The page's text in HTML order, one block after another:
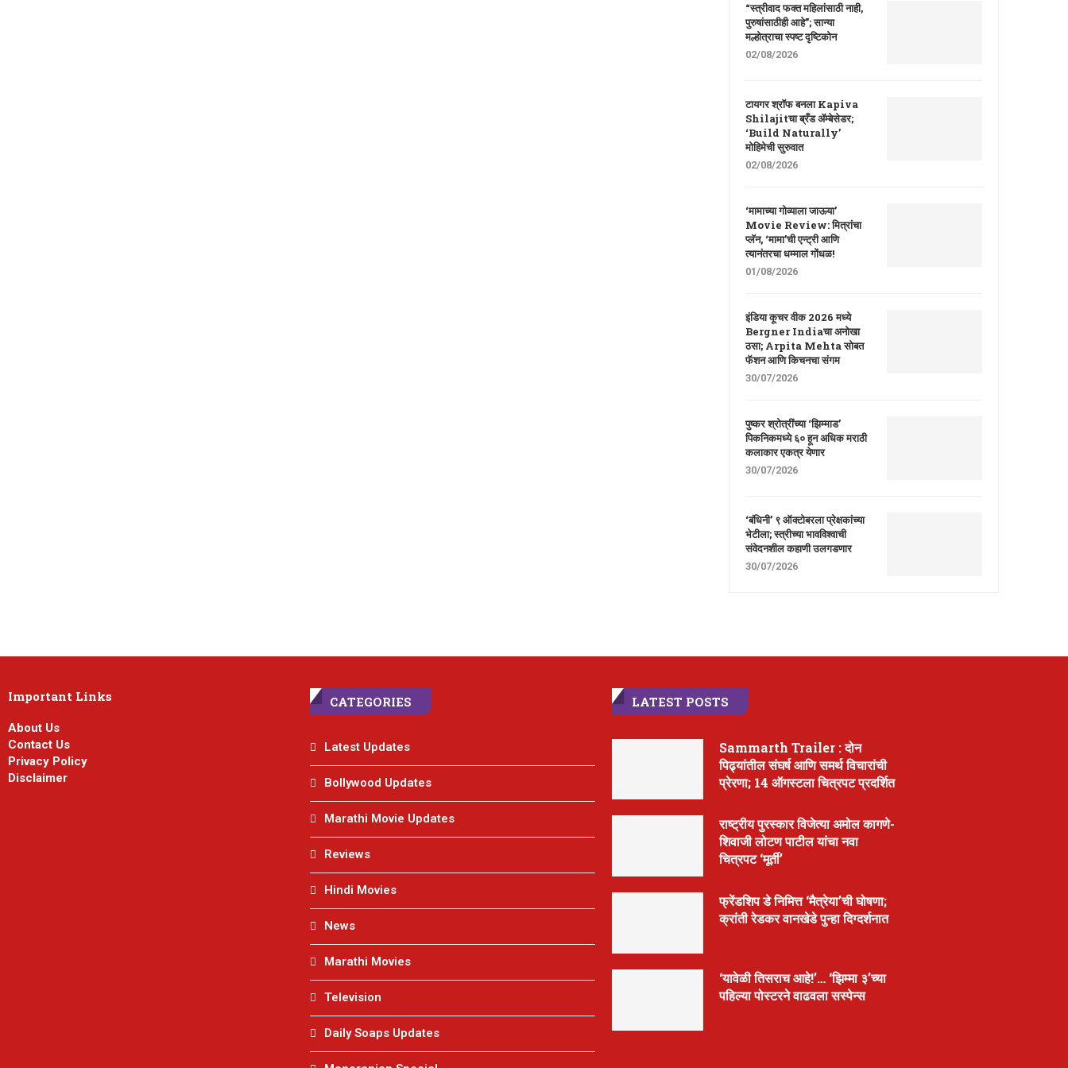
“स्त्रीवाद फक्त महिलांसाठी नाही,
पुरुषांसाठीही आहे”; सान्या
मल्होत्राचा स्पष्ट दृष्टिकोन
02/08/2026
टायगर श्रॉफ बनला Kapiva
Shilajitचा ब्रँड ॲम्बेसेडर;
‘Build Naturally’
मोहिमेची सुरुवात
02/08/2026
‘मामाच्या गोव्याला जाऊया’
Movie Review: मित्रांचा
प्लॅन, ‘मामा’ची एन्ट्री आणि
त्यानंतरचा धम्माल गोंधळ!
01/08/2026
इंडिया कूचर वीक 2026 मध्ये
Bergner Indiaचा अनोखा
ठसा; Arpita Mehta सोबत
फॅशन आणि किचनचा संगम
30/07/2026
पुष्कर श्रोत्रींच्या ‘झिम्माड’
पिकनिकमध्ये ६० हून अधिक मराठी
कलाकार एकत्र येणार
30/07/2026
‘बंधिनी’ ९ ऑक्टोबरला प्रेक्षकांच्या
भेटीला; स्त्रीच्या भावविश्वाची
संवेदनशील कहाणी उलगडणार
30/07/2026
Important Links
About Us
Contact Us
Privacy Policy
Disclaimer
CATEGORIES
Latest Updates
Bollywood Updates
Marathi Movie Updates
Reviews
Hindi Movies
News
Marathi Movies
Television
Daily Soaps Updates
LATEST POSTS
Sammarth Trailer : दोन
पिढ्यांतील संघर्ष आणि समर्थ विचारांची
प्रेरणा; 14 ऑगस्टला चित्रपट प्रदर्शित
राष्ट्रीय पुरस्कार विजेत्या अमोल कागणे-
शिवाजी लोटण पाटील यांचा नवा
चित्रपट ‘मूर्ती’
फ्रेंडशिप डे निमित्त ‘मैत्रेया’ची घोषणा;
क्रांती रेडकर वानखेडे पुन्हा दिग्दर्शनात
‘यावेळी तिसराच आहे!’… ‘झिम्मा ३’च्या
पहिल्या पोस्टरने वाढवला सस्पेन्स